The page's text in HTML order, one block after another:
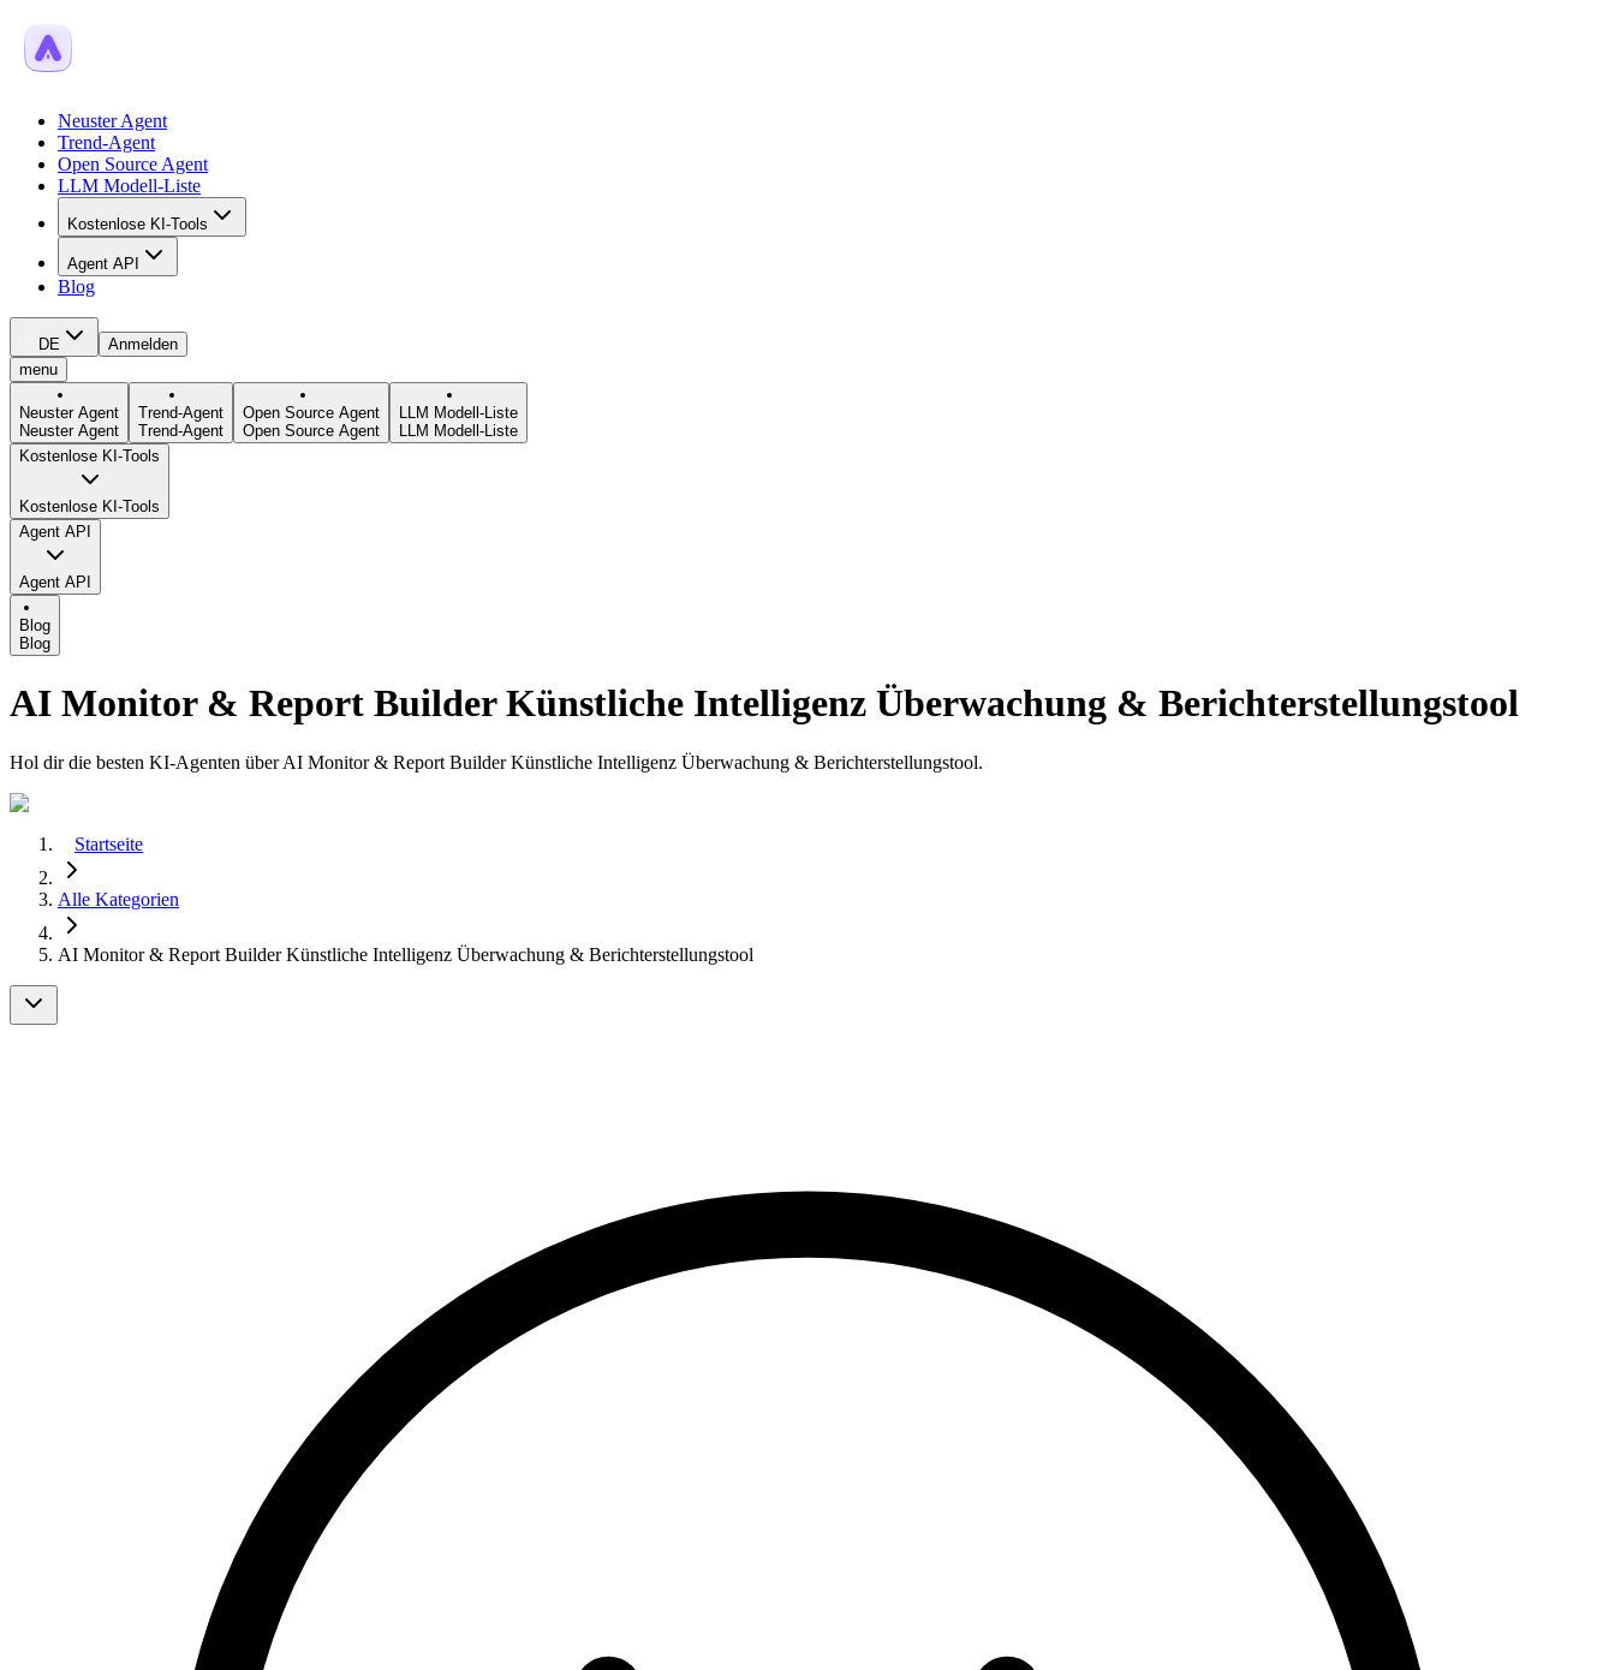
Neuster Agent
Trend-Agent
Open Source Agent
LLM Modell-Liste
Kostenlose KI-Tools
Agent API
Blog
DE
Anmelden
menu
Neuster Agent
Neuster Agent
Trend-Agent
Trend-Agent
Open Source Agent
Open Source Agent
LLM Modell-Liste
LLM Modell-Liste
Kostenlose KI-Tools
Kostenlose KI-Tools
Agent API
Agent API
Blog
Blog
AI Monitor & Report Builder Künstliche Intelligenz Überwachung & Berichterstellungstool
Hol dir die besten KI-Agenten über AI Monitor & Report Builder Künstliche Intelligenz Überwachung & Berichterstellungstool.
Startseite
Alle Kategorien
AI Monitor & Report Builder Künstliche Intelligenz Überwachung & Berichterstellungstool